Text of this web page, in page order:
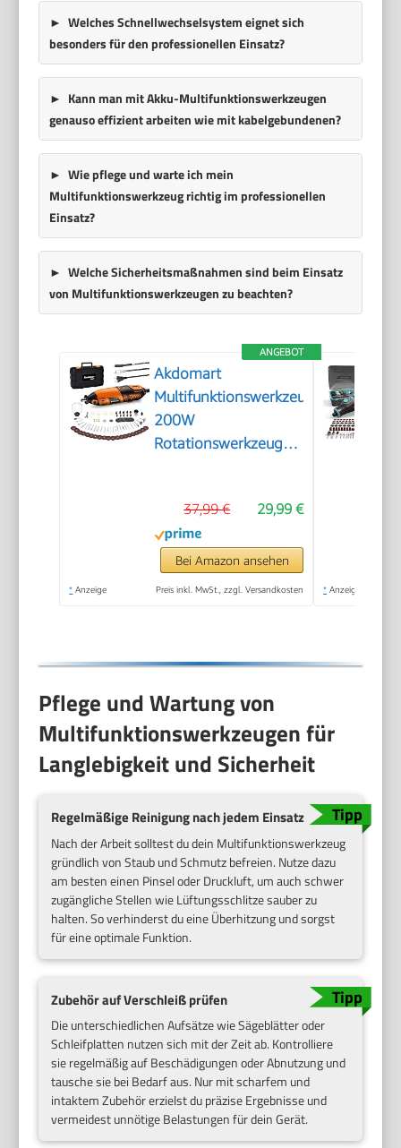
Welches Schnellwechselsystem eignet sich
besonders für den professionellen Einsatz?
Kann man mit Akku-Multifunktionswerkzeugen
genauso effizient arbeiten wie mit kabelgebundenen?
Wie pflege und warte ich mein
Multifunktionswerkzeug richtig im professionellen
Einsatz?
Welche Sicherheitsmaßnahmen sind beim Einsatz
von Multifunktionswerkzeugen zu beachten?
ANGEBOT
Akdomart
Multifunktionswerkzeug,
200W
Rotationswerkzeug
29,99 €
37,99 €
Bei Amazon ansehen
* Anzeige Preis inkl. MwSt., zzgl. Versandkosten * Anzeige
Pflege und Wartung von
Multifunktionswerkzeugen für
Langlebigkeit und Sicherheit
Regelmäßige Reinigung nach jedem Einsatz
Nach der Arbeit solltest du dein Multifunktionswerkzeug
gründlich von Staub und Schmutz befreien. Nutze dazu
am besten einen Pinsel oder Druckluft, um auch schwer
zugängliche Stellen wie Lüftungsschlitze sauber zu
halten. So verhinderst du eine Überhitzung und sorgst
für eine optimale Funktion.
Zubehör auf Verschleiß prüfen
Die unterschiedlichen Aufsätze wie Sägeblätter oder
Schleifplatten nutzen sich mit der Zeit ab. Kontrolliere
sie regelmäßig auf Beschädigungen oder Abnutzung und
tausche sie bei Bedarf aus. Nur mit scharfem und
intaktem Zubehör erzielst du präzise Ergebnisse und
vermeidest unnötige Belastungen für dein Gerät.